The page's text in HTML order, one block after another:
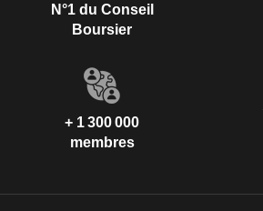
N°1 du Conseil
Boursier
+ 1 300 000
membres